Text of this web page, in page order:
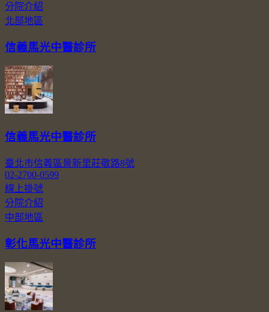
分院介紹
北部地區
信義馬光中醫診所
信義馬光中醫診所
臺北市信義區景新里莊敬路8號
02-2700-0599
線上掛號
分院介紹
中部地區
彰化馬光中醫診所